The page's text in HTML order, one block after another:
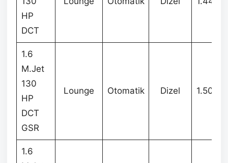
HP
DCT
1.6
M.Jet
130
HP
DCT
GSR
Lounge Otomatik Dizel
1.6